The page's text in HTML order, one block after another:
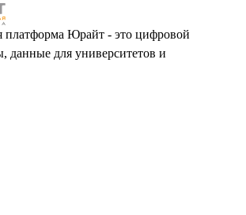
платформа Юрайт - это цифровой
данные для университетов и